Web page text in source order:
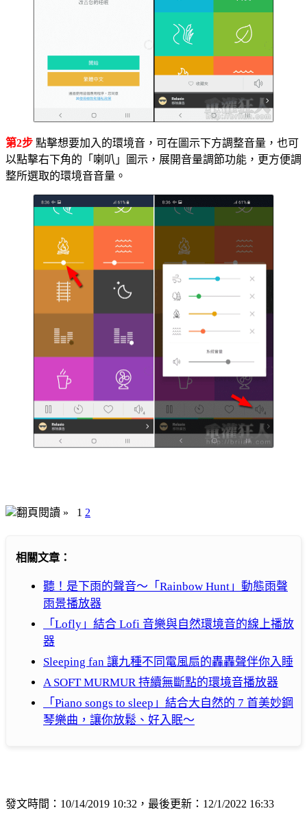
第2步 點擊想要加入的環境音，可在圖示下方調整音量，也可
以點擊右下角的「喇叭」圖示，展開音量調節功能，更方便調
整所選取的環境音音量。
翻頁閱讀 » 1 2
相關文章：
聽！是下雨的聲音～「Rainbow Hunt」動態雨聲
雨景播放器
「Lofly」結合 Lofi 音樂與自然環境音的線上播放
器
Sleeping fan 讓九種不同電風扇的轟轟聲伴你入睡
A SOFT MURMUR 持續無斷點的環境音播放器
「Piano songs to sleep」結合大自然的 7 首美妙鋼
琴樂曲，讓你放鬆、好入眠～
發文時間：10/14/2019 10:32，最後更新：12/1/2022 16:33